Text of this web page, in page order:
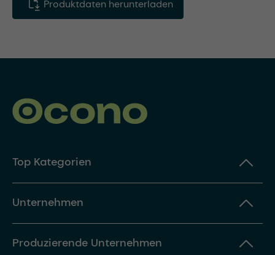
Produktdaten herunterladen
Top Kategorien
Unternehmen
Produzierende Unternehmen